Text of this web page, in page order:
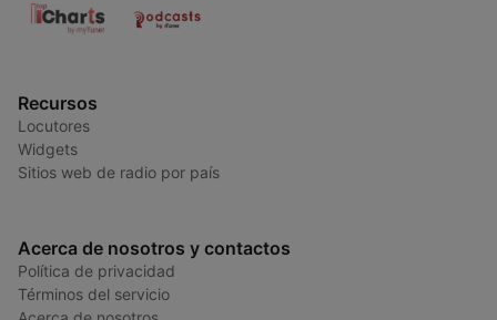
Recursos
Locutores
Widgets
Sitios web de radio por país
Acerca de nosotros y contactos
Política de privacidad
Términos del servicio